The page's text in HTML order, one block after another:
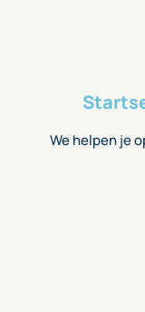
We helpen je